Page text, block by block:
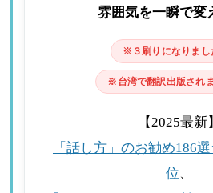
雰囲気を一瞬で変
※３刷りになりまし
※台湾で翻訳出版され
【2025最新】
「話し方」のお勧め186
位、